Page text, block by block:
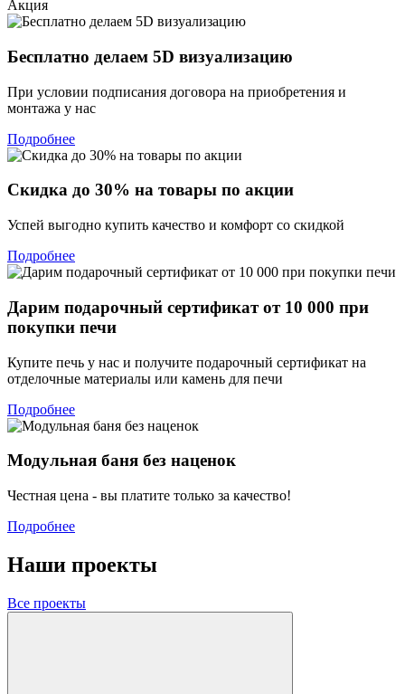
Акция
Бесплатно делаем 5D визуализацию
При условии подписания договора на приобретения и
монтажа у нас
Подробнее
Скидка до 30% на товары по акции
Успей выгодно купить качество и комфорт со скидкой
Подробнее
Дарим подарочный сертификат от 10 000 при
покупки печи
Купите печь у нас и получите подарочный сертификат на
отделочные материалы или камень для печи
Подробнее
Модульная баня без наценок
Честная цена - вы платите только за качество!
Подробнее
Наши проекты
Все проекты